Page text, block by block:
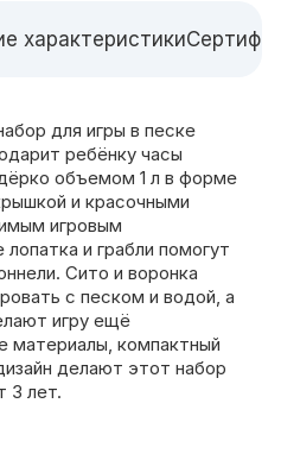
характеристики
для игры в песке
ребёнку часы
объемом 1 л в форме
и красочными
игровым
и грабли помогут
Сито и воронка
с песком и водой, а
игру ещё
материалы, компактный
делают этот набор
3 лет.